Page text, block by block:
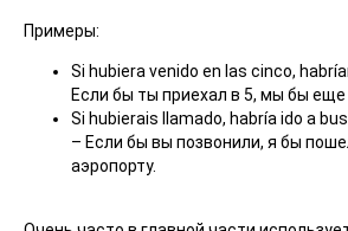
Примеры:
Si hubiera venido en las cinco,
Если бы ты приехал в 5, мы бы еще
Si hubierais llamado, habría ido a
– Если бы вы позвонили, я бы
аэропорту.